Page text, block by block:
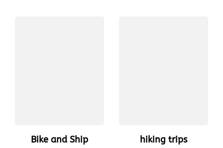
Bike and Ship hiking trips